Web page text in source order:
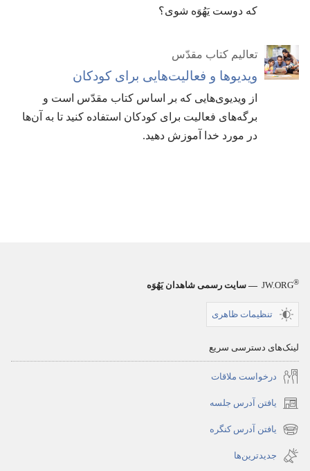
که دوست یَهُوَه شوی؟‏
تعالیم کتاب مقدّس
ویدیوها و فعالیت‌هایی برای کودکان
از ویدیوی‌هایی که بر اساس کتاب مقدّس است و
برگه‌های فعالیت برای کودکان استفاده کنید تا به آن‌ها
در مورد خدا آموزش دهید.‏
JW.ORG® — سایت رسمی شاهدان یَهُوَه
تنظیمات ظاهری
لینک‌های دسترسی سریع
درخواست ملاقات
یافتن آدرس جلسه
(پنجره‌ای
جدید
می‌شود)
یافتن آدرس کنگره
(پنجره‌ای
جدید
جدیدترین‌ها